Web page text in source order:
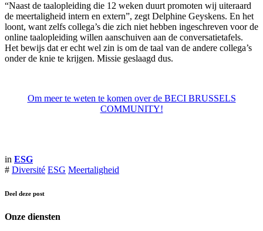
“Naast de taalopleiding die 12 weken duurt promoten wij uiteraard
de meertaligheid intern en extern”, zegt Delphine Geyskens. En het
loont, want zelfs collega’s die zich niet hebben ingeschreven voor de
online taalopleiding willen aanschuiven aan de conversatietafels.
Het bewijs dat er echt wel zin is om de taal van de andere collega’s
onder de knie te krijgen. Missie geslaagd dus.
Om meer te weten te komen over de BECI BRUSSELS
COMMUNITY!
in ESG
# Diversité ESG Meertaligheid
Deel deze post
Onze diensten